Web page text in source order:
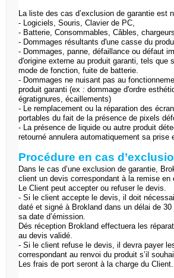
La liste des cas d’exclusion de garantie est
- Logiciels, Souris, Clavier de PC,
- Batterie, Consommables, Câbles,
- Dommages résultants d'une casse du
- Dommages, panne, défaillance ou défaut
d'origine externe au produit garanti, tels que
mode de fonction, fuite de batterie.
- Dommages ne nuisant pas au
produit garanti (ex : dommage d'ordre
égratignures, écaillements)
- Le remplacement ou la réparation des
portables du fait de la présence de pixels
- La présence de liquide ou autre produit
retourné annulera automatiquement sa prise
Procédure en cas
Dans le cas d’une exclusion de garantie,
client un devis correspondant à la remise en
Le Client peut accepter ou refuser le devis.
- Si le client accepte le devis, il doit
daté et signé à Brokland dans un délai de
sa date d’émission.
Dés réception Brokland effectuera les
au devis validé.
- Si le client refuse le devis, il devra payer
correspondant au renvoi du produit s’il
Les frais de port seront à la charge du Client.